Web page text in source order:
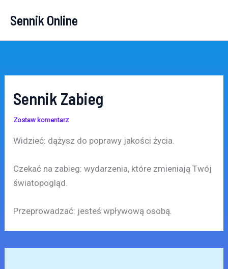
Sennik Online
Sennik Zabieg
Zostaw komentarz
Widzieć: dążysz do poprawy jakości życia.
Czekać na zabieg: wydarzenia, które zmieniają Twój
światopogląd.
Przeprowadzać: jesteś wpływową osobą.